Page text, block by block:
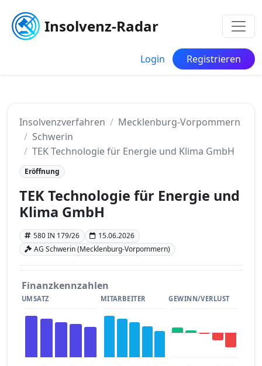
Insolvenz-Radar
Login Registrieren
Insolvenzverfahren
Mecklenburg-Vorpommern
Schwerin
TEK Technologie für Energie und Klima GmbH
Eröffnung
TEK Technologie für Energie und
Klima GmbH
580 IN 179/26
15.06.2026
AG Schwerin (Mecklenburg-Vorpommern)
Finanzkennzahlen
UMSATZ MITARBEITER GEWINN/VERLUST